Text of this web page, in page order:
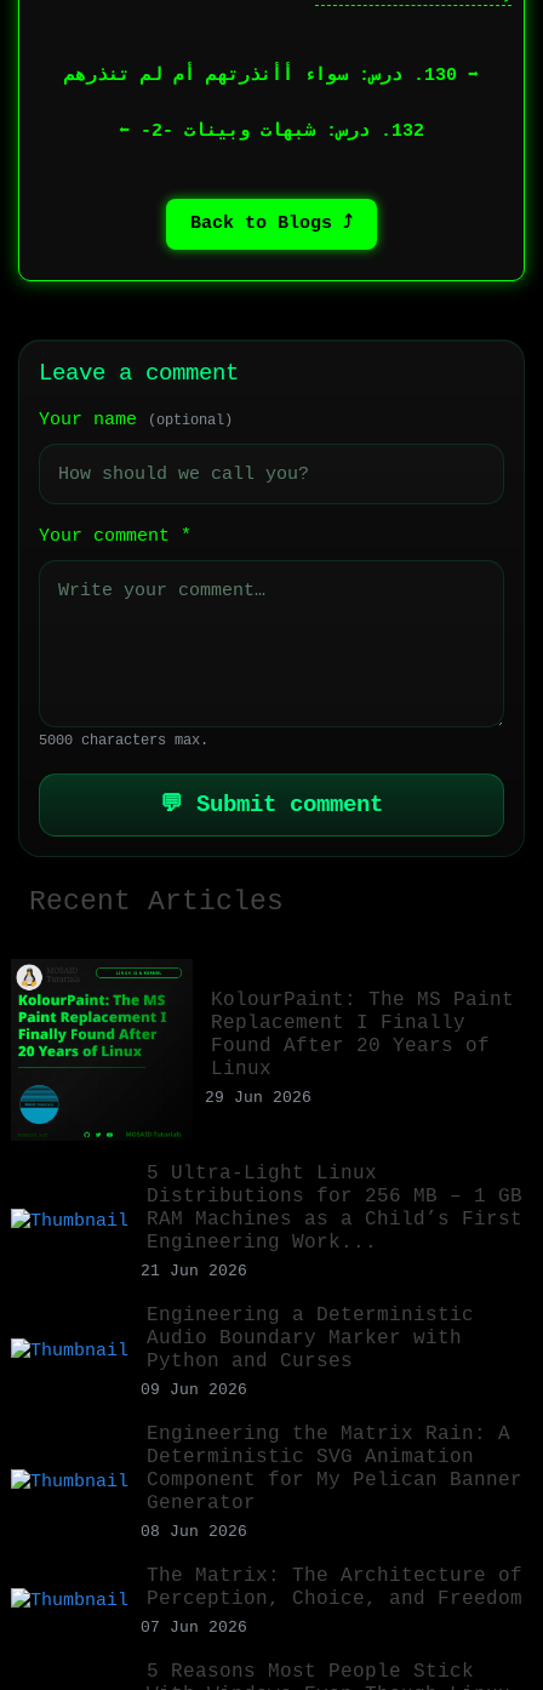
➡︎ 130. درس: سواء أأنذرتهم أم لم تنذرهم
132. درس: شبهات وبينات -2- ⬅︎
⤴ Back to Blogs
Leave a comment
Your name (optional)
Your comment *
5000 characters max.
💬 Submit comment
Recent Articles
KolourPaint: The MS Paint
Replacement I Finally
Found After 20 Years of
Linux
29 Jun 2026
5 Ultra-Light Linux
Distributions for 256 MB – 1 GB
RAM Machines as a Child’s First
Engineering Work...
21 Jun 2026
Engineering a Deterministic
Audio Boundary Marker with
Python and Curses
09 Jun 2026
Engineering the Matrix Rain: A
Deterministic SVG Animation
Component for My Pelican Banner
Generator
08 Jun 2026
The Matrix: The Architecture of
Perception, Choice, and Freedom
07 Jun 2026
5 Reasons Most People Stick